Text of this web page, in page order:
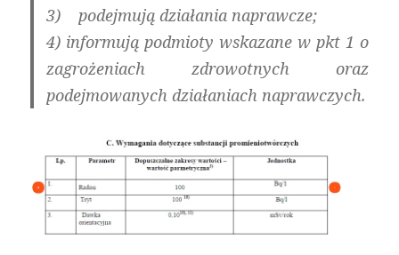
3) podejmują działania naprawcze;
4) informują podmioty wskazane w pkt 1 o
zagrożeniach zdrowotnych oraz
podejmowanych działaniach naprawczych.